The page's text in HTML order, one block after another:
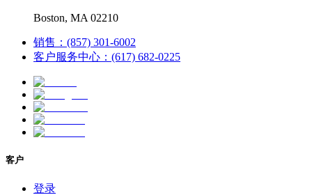
Boston, MA 02210
销售：(857) 301-6002
客户服务中心：(617) 682-0225
客户
登录